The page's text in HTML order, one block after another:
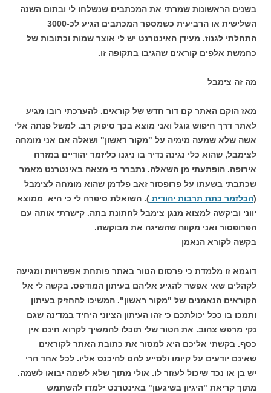
בשנים הראשונות שמרתי את המכתבים שנשלחו לי ובתום השנה
השלישית או הרביעית כשמספר המכתבים הגיע לכ-3000
התחלתי לגנוז. מעידן האינטרנט יש לי אוצר שמות וכתובות של
כחמשת אלפים קוראים שהגיבו בתקופה זו.
מה זה צימבל
מאז הוקם האתר קם דור חדש של קוראים. להערכתי רובו מגיע
לאתר דרך חיפוש גוגל ואני מוצא בכך סיפוק רב. למשל פנתה אלי
אשה שלא שמעה מימיה על "מקור ראשון" ושאלה אם אני מומחה
לצימבל, שהוא כלי נגינה נדיר בו ניגנו כליזמר יהודיים במזרח
אירופה. הופתעתי מן השאלה. נתברר כי מצאה באינטרנט מאמר
שכתבתי בשעתו על פרופסור זאב פלדמן שהוא מומחה לצימבל
(הכלזמר כתת תרבות יהודית ). השואלת סיפרה לי כי היא ממוצא
יווני וביקשה למצוא מנגן צימבל לחתונת בתה. קישרתי אותה עם
הפרופסור ואני מקווה שהשיגה את מבוקשה.
בקשה לקורא הנאמן
דוגמא זו מלמדת כי פרסום הטור באתר פותחת אפשרויות ומגיעה
לקהלים שאי אפשר להגיע אליהם בעיתון המודפס. בקשה לי אל
הקוראים הנאמנים של "מקור ראשון". המשיכו להחזיק בעיתון
ותמכו בו ככל יכולתכם כי זהו העיתון הציוני היחיד במדינה שגם
נקי מרפש צהוב. את הטור שלי תוכלו להמשיך לקרוא חינם אין
כסף. בקשתי אליכם היא למסור את כתובת האתר לקוראים
שאינם יודעים על קיומו ולסייע להם להיכנס אליו. לכל אחד הרי
יש בן או נכד שיכול לעזור לו. אולי מתוך שלא לשמה יבואו לשמה.
מתוך קריאת "היגיון בשיגעון" באינטרנט ילמדו להשתמש